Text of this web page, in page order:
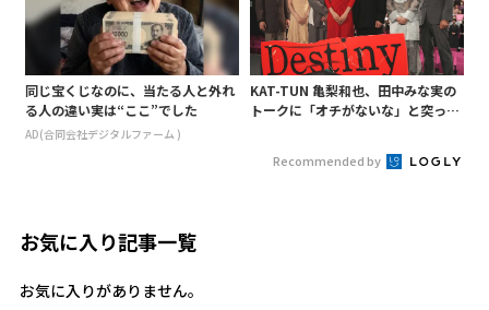
同じ宝くじなのに、当たる人と外れ
る人の違い実は“ここ”でした
AD(合同会社デジタルファーム )
KAT-TUN 亀梨和也、田中みな実の
トークに「オチがないな」と突っ込
Recommended by
お気に入り記事一覧
お気に入りがありません。